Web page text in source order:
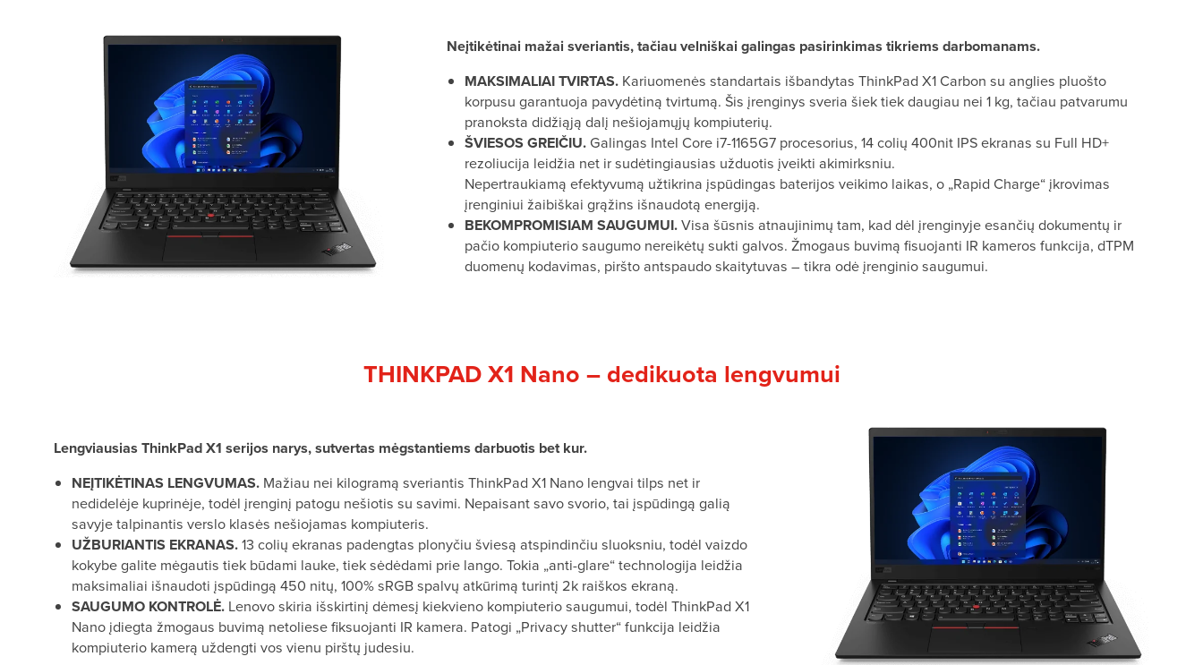
Neįtikėtinai mažai sveriantis, tačiau velniškai galingas pasirinkimas tikriems darbomanams.
MAKSIMALIAI TVIRTAS.Kariuomenės standartais išbandytas ThinkPad X1 Carbon su anglies pluošto
korpusu garantuoja pavydėtiną tvirtumą. Šis įrenginys sveria šiek tiek daugiau nei 1 kg, tačiau patvarumu
pranoksta didžiąją dalį nešiojamųjų kompiuterių.
ŠVIESOS GREIČIU.Galingas Intel Core i7-1165G7 procesorius, 14 colių 400nit IPS ekranas su Full HD+
rezoliucija leidžia net ir sudėtingiausias užduotis įveikti akimirksniu.
Nepertraukiamą efektyvumą užtikrina įspūdingas baterijos veikimo laikas, o „Rapid Charge“ įkrovimas
įrenginiui žaibiškai grąžins išnaudotą energiją.
BEKOMPROMISIAM SAUGUMUI.Visa šūsnis atnaujinimų tam, kad dėl įrenginyje esančių dokumentų ir
pačio kompiuterio saugumo nereikėtų sukti galvos. Žmogaus buvimą fisuojanti IR kameros funkcija, dTPM
duomenų kodavimas, piršto antspaudo skaitytuvas – tikra odė įrenginio saugumui.
THINKPAD X1 Nano – dedikuota lengvumui
Lengviausias ThinkPad X1 serijos narys, sutvertas mėgstantiems darbuotis bet kur.
NEĮTIKĖTINAS LENGVUMAS. Mažiau nei kilogramą sveriantis ThinkPad X1 Nano lengvai tilps net ir
nedidelėje kuprinėje, todėl įrenginį patogu nešiotis su savimi. Nepaisant savo svorio, tai įspūdingą galią
savyje talpinantis verslo klasės nešiojamas kompiuteris.
UŽBURIANTIS EKRANAS.13 colių ekranas padengtas plonyčiu šviesą atspindinčiu sluoksniu, todėl vaizdo
kokybe galite mėgautis tiek būdami lauke, tiek sėdėdami prie lango. Tokia „anti-glare“ technologija leidžia
maksimaliai išnaudoti įspūdingą 450 nitų, 100% sRGB spalvų atkūrimą turintį 2k raiškos ekraną.
SAUGUMO KONTROLĖ. Lenovo skiria išskirtinį dėmesį kiekvieno kompiuterio saugumui, todėl ThinkPad X1
Nano įdiegta žmogaus buvimą netoliese fiksuojanti IR kamera. Patogi „Privacy shutter“ funkcija leidžia
kompiuterio kamerą uždengti vos vienu pirštų judesiu.